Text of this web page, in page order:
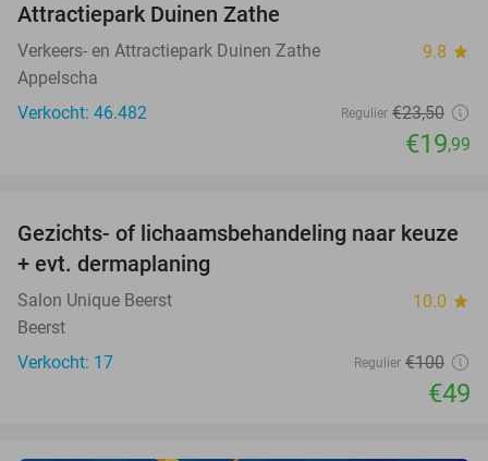
Attractiepark Duinen Zathe
Verkeers- en Attractiepark Duinen Zathe 9.8 star
Appelscha
Verkocht: 46.482
Regulier €23,50
€19,99
51%
Gezichts- of lichaamsbehandeling naar keuze
+ evt. dermaplaning
Salon Unique Beerst 10.0 star
Beerst
Verkocht: 17
Regulier €100
€49